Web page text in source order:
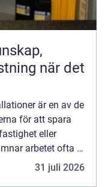
när det
är en av de
för att spara
eller
arbetet ofta i
31 juli 2026